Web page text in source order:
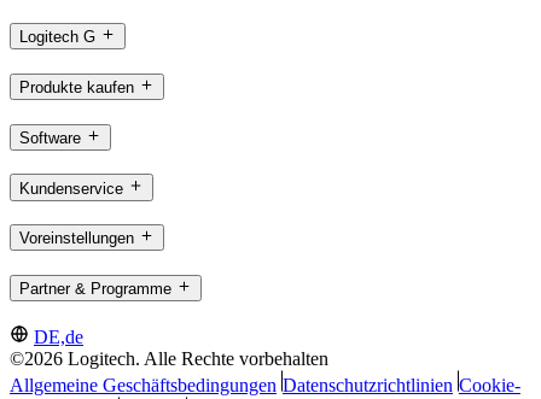
Logitech G
Produkte kaufen
Software
Kundenservice
Voreinstellungen
Partner & Programme
DE,de
©2026 Logitech. Alle Rechte vorbehalten
Allgemeine Geschäftsbedingungen Datenschutzrichtlinien Cookie-